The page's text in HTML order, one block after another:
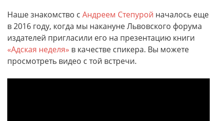
Наше знакомство с Андреем Степурой началось еще
в 2016 году, когда мы накануне Львовского форума
издателей пригласили его на презентацию книги
«Адская неделя» в качестве спикера. Вы можете
просмотреть видео с той встречи.